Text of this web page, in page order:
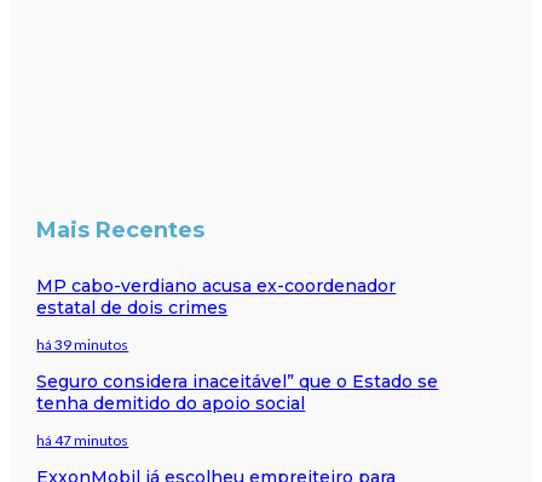
Mais Recentes
MP cabo-verdiano acusa ex-coordenador
estatal de dois crimes
há 39 minutos
Seguro considera inaceitável” que o Estado se
tenha demitido do apoio social
há 47 minutos
ExxonMobil já escolheu empreiteiro para